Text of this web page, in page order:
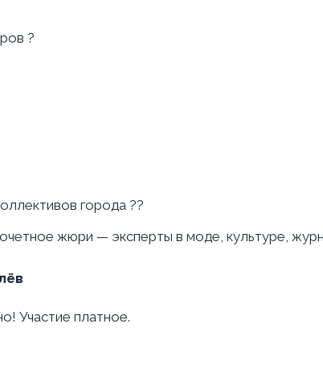
?
города ??
жюри — эксперты в моде, культуре,
Участие платное.